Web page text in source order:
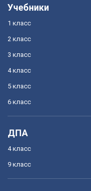
Учебники
1 класс
2 класс
3 класс
4 класс
5 класс
6 класс
ДПА
4 класс
9 класс